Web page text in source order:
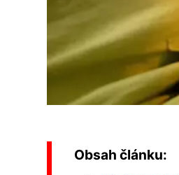
Obsah článku: